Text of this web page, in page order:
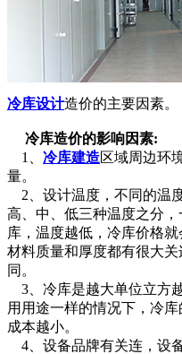
冷库设计造价的主要因素。
冷库造价的影响因素:
1、 冷库建造区域周边环
量。
2、设计温度，不同的温
高、中、低三种温度之分
库，温度越低，冷库价格
材料质量和厚度都有很大
同。
3、冷库是越大单位立方
用用途一样的情况下，冷
成本越小。
4、设备品牌有关连，设